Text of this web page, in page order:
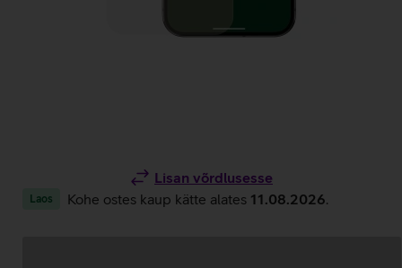
Lisan võrdlusesse
Laos Kohe ostes kaup kätte alates 11.08.2026